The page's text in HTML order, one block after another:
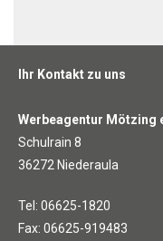
Ihr Kontakt zu uns
Werbeagentur Mötzing
Schulrain 8
36272 Niederaula
Tel: 06625-1820
Fax: 06625-919483